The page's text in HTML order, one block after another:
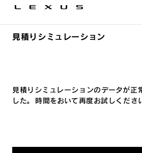
見積りシミュレーション
見積りシミュレーションのデータが正
した。 時間をおいて再度お試しくださ